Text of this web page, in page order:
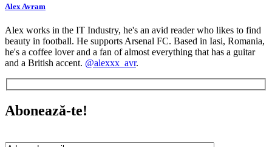
Alex Avram
Alex works in the IT Industry, he's an avid reader who likes to find
beauty in football. He supports Arsenal FC. Based in Iasi, Romania,
he's a coffee lover and a fan of almost everything that has a guitar
and a British accent. @alexxx_avr.
Abonează-te!